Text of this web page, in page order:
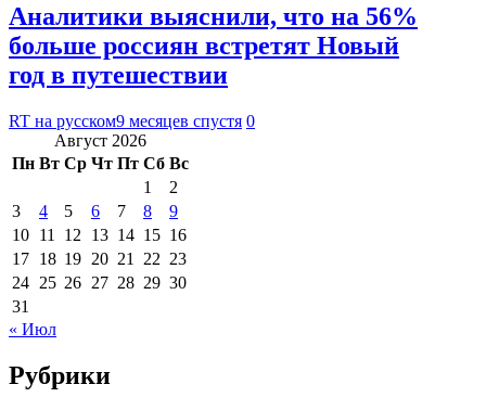
Аналитики выяснили, что на 56%
больше россиян встретят Новый
год в путешествии
RT на русском9 месяцев спустя 0
Август 2026
Пн Вт Ср Чт Пт Сб Вс
1
2
3
4 5 6 7 8
9
10 11 12 13 14 15 16
17 18 19 20 21 22 23
24 25 26 27 28 29 30
31
« Июл
Рубрики